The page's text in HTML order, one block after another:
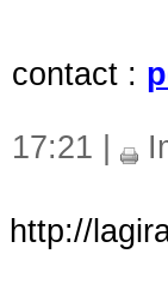
contact :
17:21 |
http://